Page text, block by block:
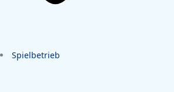
Spielbetrieb